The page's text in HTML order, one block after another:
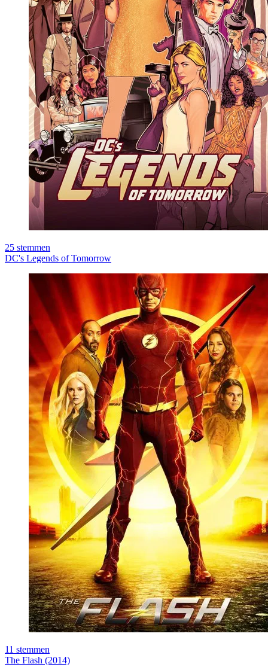
25 stemmen
DC's Legends of Tomorrow
11 stemmen
The Flash (2014)